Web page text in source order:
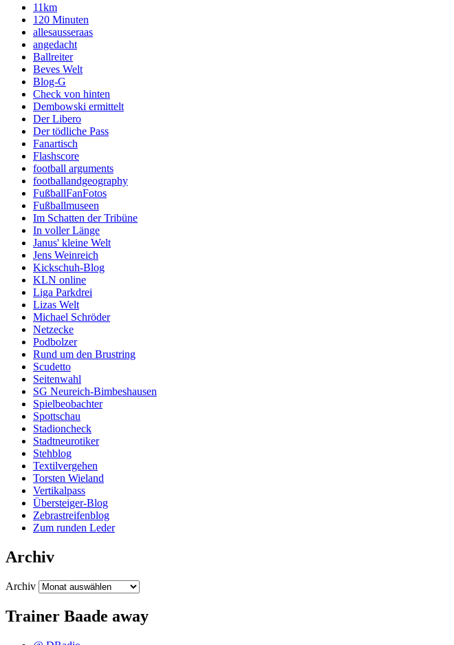
11km
120 Minuten
allesausseraas
angedacht
Ballreiter
Beves Welt
Blog-G
Check von hinten
Dembowski ermittelt
Der Libero
Der tödliche Pass
Fanartisch
Flashscore
football arguments
footballandgeography
FußballFanFotos
Fußballmuseen
Im Schatten der Tribüne
In voller Länge
Janus' kleine Welt
Jens Weinreich
Kickschuh-Blog
KLN online
Liga Parkdrei
Lizas Welt
Michael Schröder
Netzecke
Podbolzer
Rund um den Brustring
Scudetto
Seitenwahl
SG Neureich-Bimbeshausen
Spielbeobachter
Spottschau
Stadioncheck
Stadtneurotiker
Stehblog
Textilvergehen
Torsten Wieland
Vertikalpass
Übersteiger-Blog
Zebrastreifenblog
Zum runden Leder
Archiv
Archiv
Trainer Baade away